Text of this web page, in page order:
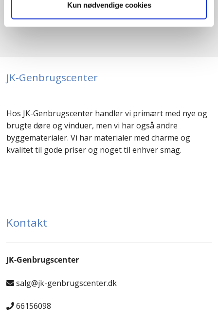
Kun nødvendige cookies
JK-Genbrugscenter
Hos JK-Genbrugscenter handler vi primært med nye og
brugte døre og vinduer, men vi har også andre
byggematerialer. Vi har materialer med charme og
kvalitet til gode priser og noget til enhver smag.
Kontakt
JK-Genbrugscenter
salg@jk-genbrugscenter.dk
66156098